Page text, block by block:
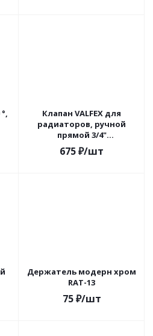
Клапан VALFEX для
радиаторов, ручной
прямой 3/4"
(компактный) (56/7) К
VF.08.R.05
675₽/шт
Держатель модерн хром
RAT-13
75₽/шт